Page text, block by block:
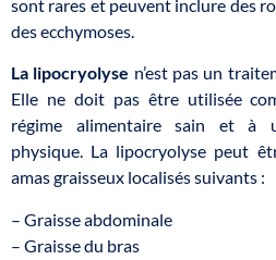
sont rares et peuvent inclure des
des ecchymoses.
La lipocryolyse n’est pas un
Elle ne doit pas être utilisée
régime alimentaire sain et à
physique. La lipocryolyse peut
amas graisseux localisés suivants :
– Graisse abdominale
– Graisse du bras